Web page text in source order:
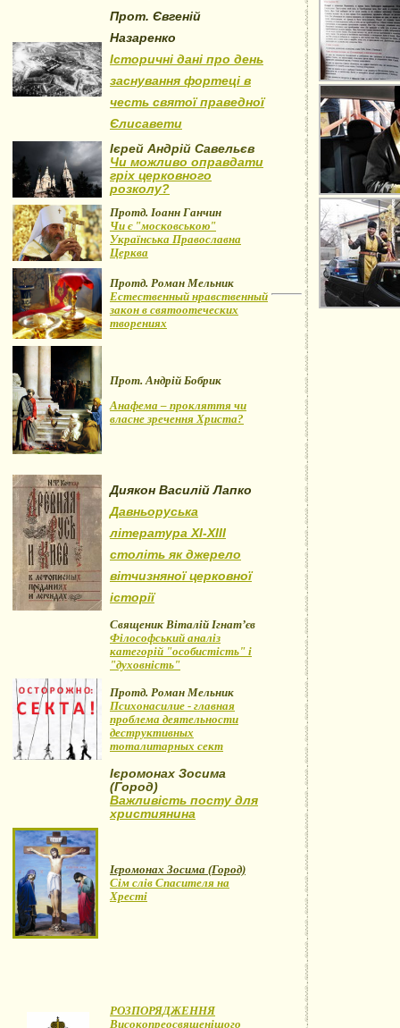
Прот. Євгеній
Назаренко
Історичні дані про день
заснування фортеці в
честь святої праведної
Єлисавети
Ієрей Андрій Савельєв
Чи можливо оправдати
гріх церковного
розколу?
Протд. Іоанн Ганчин
Чи є "московською"
Українська Православна
Церква
Протд. Роман Мельник
Естественный нравственный
закон в святоотеческих
творениях
Прот. Андрій Бобрик
Анафема – прокляття чи
власне зречення Христа?
Диякон Василій Лапко
Давньоруська
література XI-XIII
століть як джерело
вітчизняної церковної
історії
Священик Віталій Ігнат’єв
Філософський аналіз
категорій "особистість" і
"духовність"
Протд. Роман Мельник
Психонасилие - главная
проблема деятельности
деструктивных
тоталитарных сект
Ієромонах Зосима
(Город)
Важливість посту для
християнина
Ієромонах Зосима (Город)
Сім слів Спасителя на
Хресті
РОЗПОРЯДЖЕННЯ
Високопреосвященішого